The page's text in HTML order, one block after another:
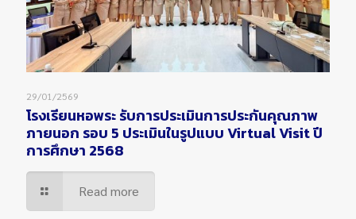
29/01/2569
โรงเรียนหอพระ รับการประเมินการประกันคุณภาพ
ภายนอก รอบ 5 ประเมินในรูปแบบ Virtual Visit ปี
การศึกษา 2568
Read more